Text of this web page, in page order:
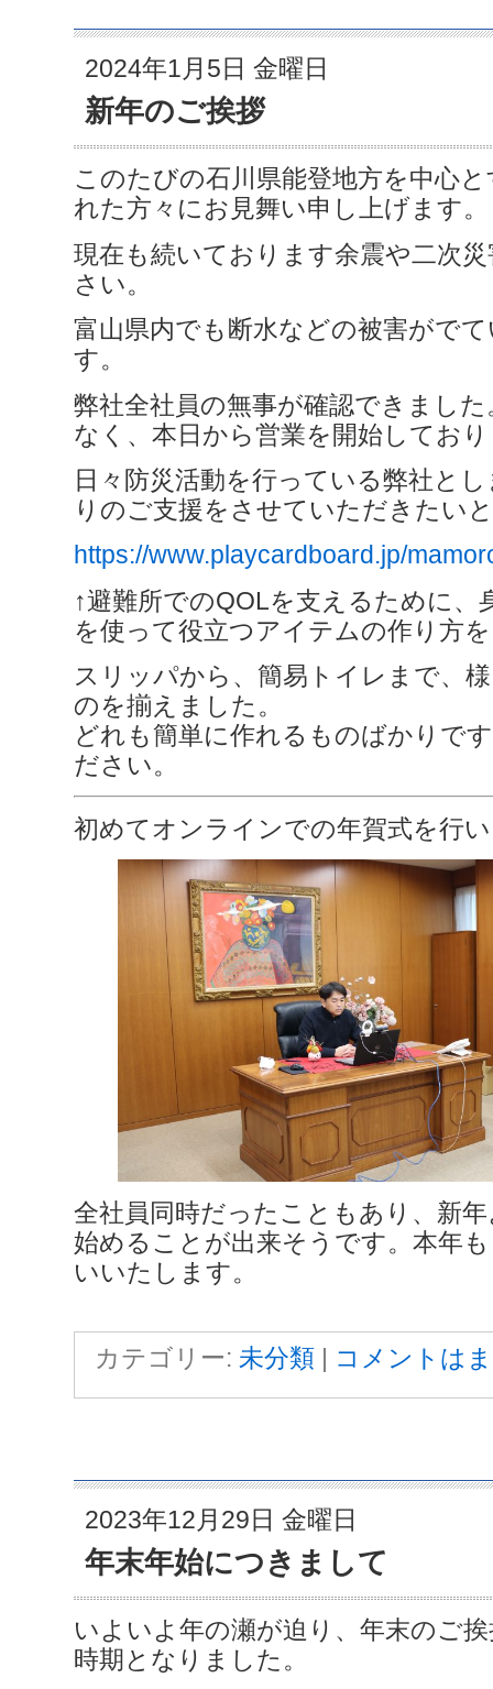
2024年1月5日 金曜日
新年のご挨拶
このたびの石川県能登地方を中心
れた方々にお見舞い申し上げます。
現在も続いております余震や二次
さい。
富山県内でも断水などの被害がで
す。
弊社全社員の無事が確認できまし
なく、本日から営業を開始してお
日々防災活動を行っている弊社と
りのご支援をさせていただきたい
https://www.playcardboard.jp/
↑避難所でのQOLを支えるために、
を使って役立つアイテムの作り方
スリッパから、簡易トイレまで、
のを揃えました。
どれも簡単に作れるものばかりで
ださい。
初めてオンラインでの年賀式を行
全社員同時だったこともあり、新
始めることが出来そうです。本年
いいたします。
カテゴリー: 未分類 | コメントは
2023年12月29日 金曜日
年末年始につきまして
いよいよ年の瀬が迫り、年末のご
時期となりました。